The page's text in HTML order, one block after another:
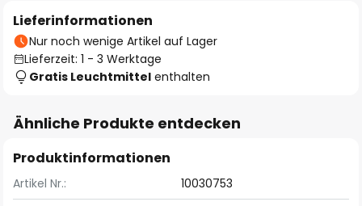
Lieferinformationen
Nur noch wenige Artikel auf Lager
Lieferzeit: 1 - 3 Werktage
Gratis Leuchtmittel enthalten
Ähnliche Produkte entdecken
Produktinformationen
Artikel Nr.: 10030753